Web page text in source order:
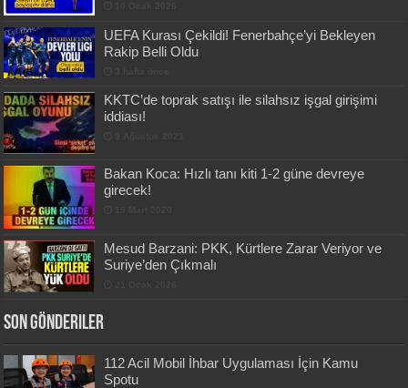
UEFA Kurası Çekildi! Fenerbahçe’yi Bekleyen
Rakip Belli Oldu
KKTC’de toprak satışı ile silahsız işgal girişimi
iddiası!
Bakan Koca: Hızlı tanı kiti 1-2 güne devreye
girecek!
Mesud Barzani: PKK, Kürtlere Zarar Veriyor ve
Suriye’den Çıkmalı
Son Gönderiler
112 Acil Mobil İhbar Uygulaması İçin Kamu
Spotu